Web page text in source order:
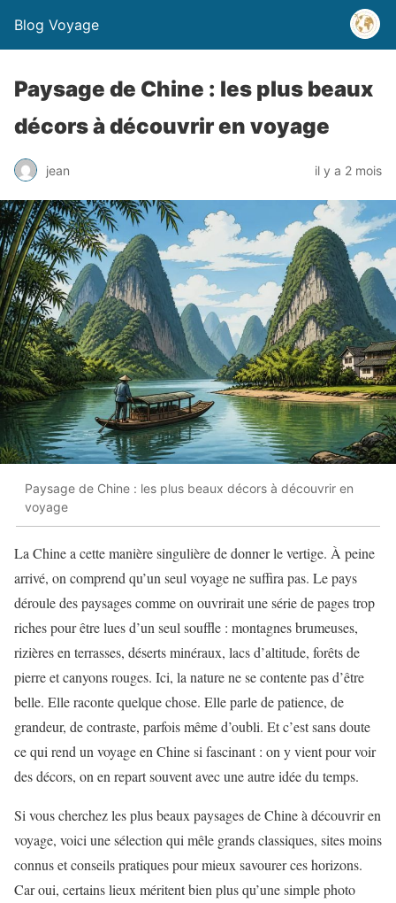
Blog Voyage
Paysage de Chine : les plus beaux
décors à découvrir en voyage
jean il y a 2 mois
Paysage de Chine : les plus beaux décors à découvrir en
voyage
La Chine a cette manière singulière de donner le vertige. À peine
arrivé, on comprend qu’un seul voyage ne suffira pas. Le pays
déroule des paysages comme on ouvrirait une série de pages trop
riches pour être lues d’un seul souffle : montagnes brumeuses,
rizières en terrasses, déserts minéraux, lacs d’altitude, forêts de
pierre et canyons rouges. Ici, la nature ne se contente pas d’être
belle. Elle raconte quelque chose. Elle parle de patience, de
grandeur, de contraste, parfois même d’oubli. Et c’est sans doute
ce qui rend un voyage en Chine si fascinant : on y vient pour voir
des décors, on en repart souvent avec une autre idée du temps.
Si vous cherchez les plus beaux paysages de Chine à découvrir en
voyage, voici une sélection qui mêle grands classiques, sites moins
connus et conseils pratiques pour mieux savourer ces horizons.
Car oui, certains lieux méritent bien plus qu’une simple photo